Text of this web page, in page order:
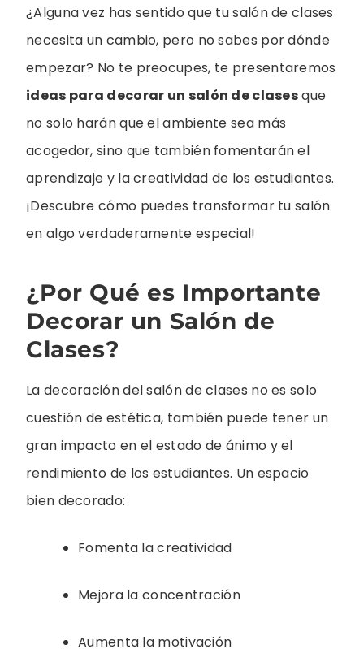
¿Alguna vez has sentido que tu salón de clases
necesita un cambio, pero no sabes por dónde
empezar? No te preocupes, te presentaremos
ideas para decorar un salón de clasesque
no solo harán que el ambiente sea más
acogedor, sino que también fomentarán el
aprendizaje y la creatividad de los estudiantes.
¡Descubre cómo puedes transformar tu salón
en algo verdaderamente especial!
¿Por Qué es Importante
Decorar un Salón de
Clases?
La decoración del salón de clases no es solo
cuestión de estética, también puede tener un
gran impacto en el estado de ánimo y el
rendimiento de los estudiantes. Un espacio
bien decorado:
Fomenta la creatividad
Mejora la concentración
Aumenta la motivación